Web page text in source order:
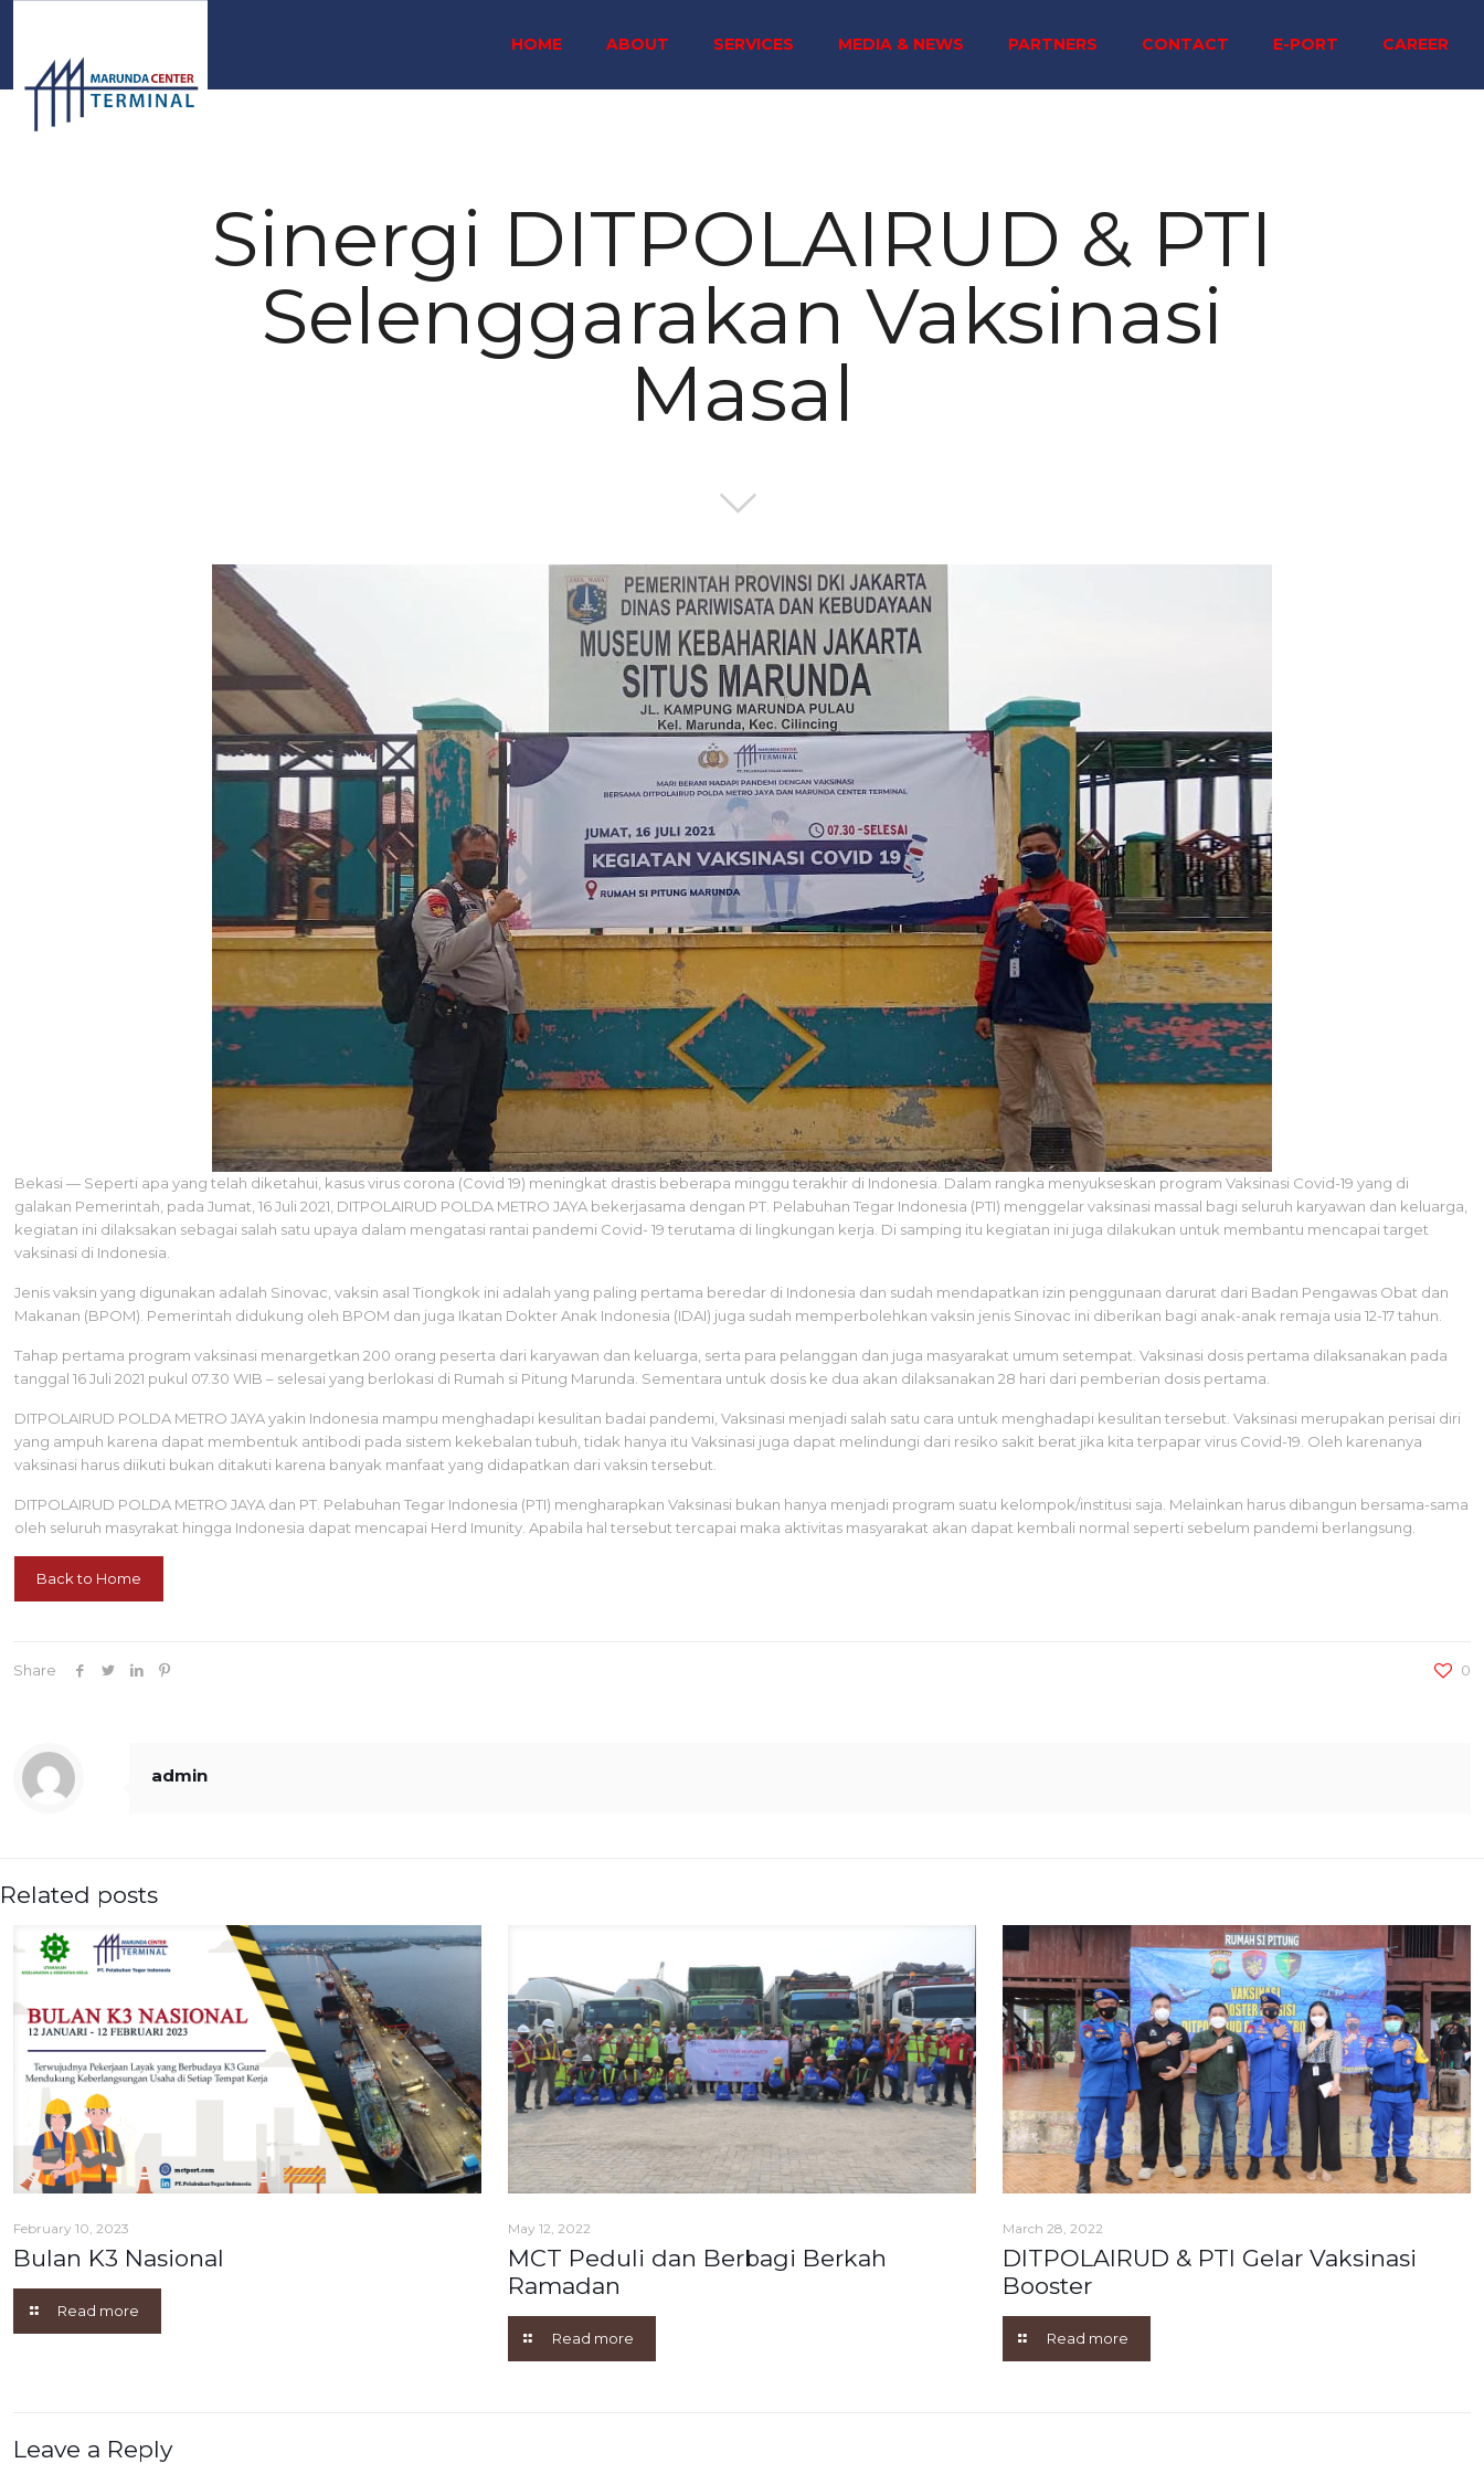
HOME ABOUT SERVICES MEDIA & NEWS PARTNERS CONTACT E-PORT CAREER
Sinergi DITPOLAIRUD & PTI
Selenggarakan Vaksinasi
Masal
Bekasi — Seperti apa yang telah diketahui, kasus virus corona (Covid 19) meningkat drastis beberapa minggu terakhir di Indonesia. Dalam rangka menyukseskan program Vaksinasi Covid-19 yang di
galakan Pemerintah, pada Jumat, 16 Juli 2021, DITPOLAIRUD POLDA METRO JAYA bekerjasama dengan PT. Pelabuhan Tegar Indonesia (PTI) menggelar vaksinasi massal bagi seluruh karyawan dan keluarga,
kegiatan ini dilaksakan sebagai salah satu upaya dalam mengatasi rantai pandemi Covid- 19 terutama di lingkungan kerja. Di samping itu kegiatan ini juga dilakukan untuk membantu mencapai target
vaksinasi di Indonesia.
Jenis vaksin yang digunakan adalah Sinovac, vaksin asal Tiongkok ini adalah yang paling pertama beredar di Indonesia dan sudah mendapatkan izin penggunaan darurat dari Badan Pengawas Obat dan
Makanan (BPOM). Pemerintah didukung oleh BPOM dan juga Ikatan Dokter Anak Indonesia (IDAI) juga sudah memperbolehkan vaksin jenis Sinovac ini diberikan bagi anak-anak remaja usia 12-17 tahun.
Tahap pertama program vaksinasi menargetkan 200 orang peserta dari karyawan dan keluarga, serta para pelanggan dan juga masyarakat umum setempat. Vaksinasi dosis pertama dilaksanakan pada
tanggal 16 Juli 2021 pukul 07.30 WIB – selesai yang berlokasi di Rumah si Pitung Marunda. Sementara untuk dosis ke dua akan dilaksanakan 28 hari dari pemberian dosis pertama.
DITPOLAIRUD POLDA METRO JAYA yakin Indonesia mampu menghadapi kesulitan badai pandemi, Vaksinasi menjadi salah satu cara untuk menghadapi kesulitan tersebut. Vaksinasi merupakan perisai diri
yang ampuh karena dapat membentuk antibodi pada sistem kekebalan tubuh, tidak hanya itu Vaksinasi juga dapat melindungi dari resiko sakit berat jika kita terpapar virus Covid-19. Oleh karenanya
vaksinasi harus diikuti bukan ditakuti karena banyak manfaat yang didapatkan dari vaksin tersebut.
DITPOLAIRUD POLDA METRO JAYA dan PT. Pelabuhan Tegar Indonesia (PTI) mengharapkan Vaksinasi bukan hanya menjadi program suatu kelompok/institusi saja. Melainkan harus dibangun bersama-sama
oleh seluruh masyrakat hingga Indonesia dapat mencapai Herd Imunity. Apabila hal tersebut tercapai maka aktivitas masyarakat akan dapat kembali normal seperti sebelum pandemi berlangsung.
Back to Home
Share 0
admin
Related posts
February 10, 2023
Bulan K3 Nasional
Read more
May 12, 2022
MCT Peduli dan Berbagi Berkah
Ramadan
Read more
March 28, 2022
DITPOLAIRUD & PTI Gelar Vaksinasi
Booster
Read more
Leave a Reply